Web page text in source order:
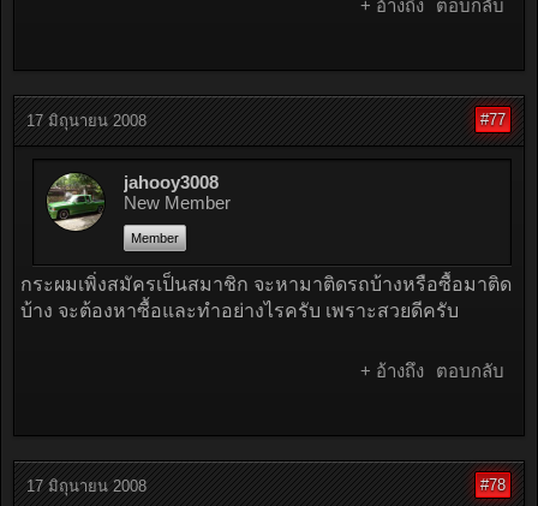
+ อ้างถึง ตอบกลับ
17 มิถุนายน 2008 #77
jahooy3008
New Member
Member
กระผมเพิ่งสมัครเป็นสมาชิก จะหามาติดรถบ้างหรือซื้อมาติด
บ้าง จะต้องหาซื้อและทำอย่างไรครับ เพราะสวยดีครับ
+ อ้างถึง ตอบกลับ
17 มิถุนายน 2008 #78